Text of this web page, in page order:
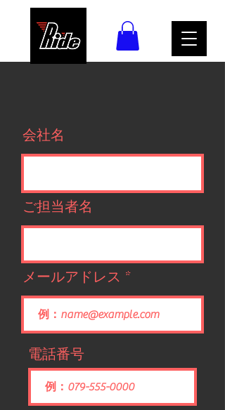
会社名
ご担当者名
メールアドレス
電話番号